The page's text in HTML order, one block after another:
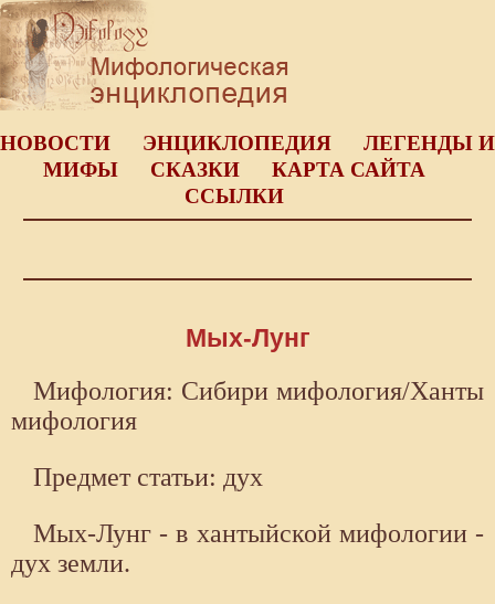
НОВОСТИ ЭНЦИКЛОПЕДИЯ
ЛЕГЕНДЫ И
МИФЫ
СКАЗКИ
КАРТА САЙТА
ССЫЛКИ
Мых-Лунг
Мифология: Сибири мифология/Ханты
мифология
Предмет статьи: дух
Мых-Лунг - в хантыйской мифологии -
дух земли.